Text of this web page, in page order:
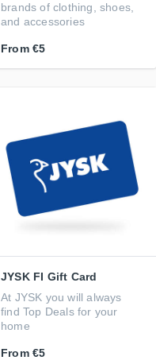
brands of clothing, shoes,
and accessories
From €5
JYSK FI Gift Card
At JYSK you will always
find Top Deals for your
home
From €5